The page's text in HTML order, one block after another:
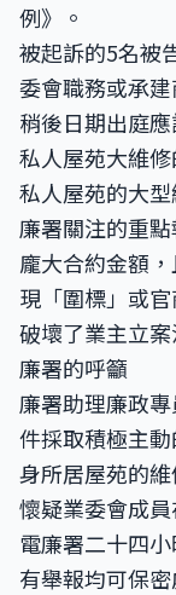
例》。
被起訴的5名被
委會職務或承
稍後日期出庭應
私人屋苑大維
私人屋苑的大
廉署關注的重
龐大合約金額
現「圍標」或
破壞了業主立
廉署的呼籲
廉署助理廉政
件採取積極主
身所居屋苑的
懷疑業委會成
電廉署二十四
有舉報均可保密